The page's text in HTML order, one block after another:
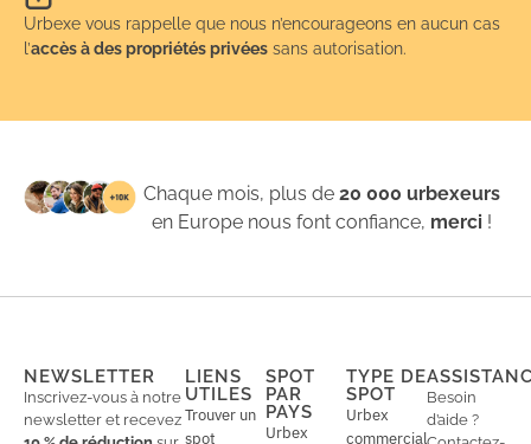
Urbexe vous rappelle que nous n’encourageons en aucun cas
l’accès à des propriétés privées sans autorisation.
Chaque mois, plus de20 000 urbexeurs
en Europe nous font confiance, merci !
NEWSLETTER
Inscrivez-vous à notre
newsletter et recevez
LIENS
UTILES
Trouver un
spot
SPOT
PAR
PAYS
Urbex
TYPE DE
SPOT
Urbex
commercial
Besoin
d’aide ?